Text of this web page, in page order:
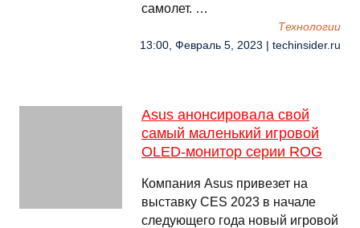
самолет. …
Технологии
13:00, Февраль 5, 2023 | techinsider.ru
Asus анонсировала свой
самый маленький игровой
OLED-монитор серии ROG
Компания Asus привезет на
выставку CES 2023 в начале
следующего года новый игровой